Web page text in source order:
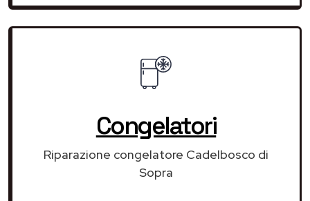
Congelatori
Riparazione congelatore Cadelbosco di
Sopra